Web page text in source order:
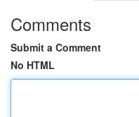
Comments
Submit a Comment
No HTML